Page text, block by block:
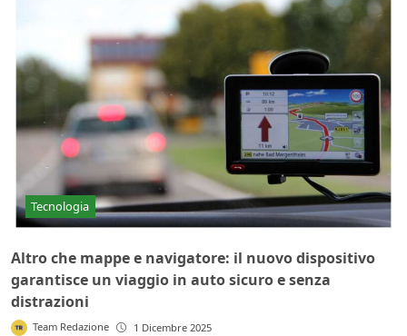
Tecnologia
Altro che mappe e navigatore: il nuovo dispositivo
garantisce un viaggio in auto sicuro e senza
distrazioni
Team Redazione 1 Dicembre 2025